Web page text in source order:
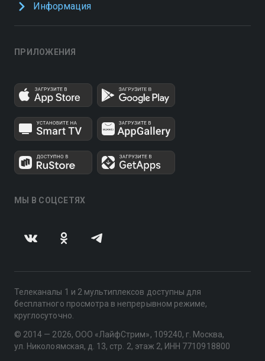
Информация
ПРИЛОЖЕНИЯ
МЫ В СОЦСЕТЯХ
Телеканалы 1 и 2 мультиплексов доступны для
бесплатного просмотра в непрерывном режиме,
круглосуточно.
© 2014 — 2026, ООО «ЛайфСтрим», 109240, г. Москва,
ул. Николоямская, д. 13, стр. 2, этаж 2, ИНН 7710918800